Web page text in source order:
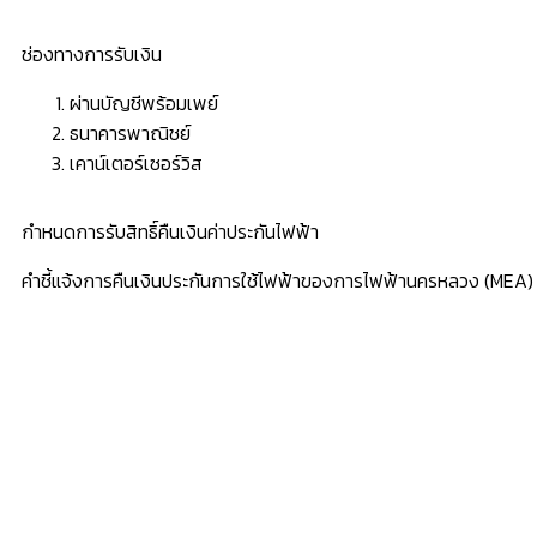
ช่องทางการรับเงิน
ผ่านบัญชีพร้อมเพย์
ธนาคารพาณิชย์
เคาน์เตอร์เซอร์วิส
กำหนดการรับสิทธิ์คืนเงินค่าประกันไฟฟ้า
คำชี้แจ้งการคืนเงินประกันการใช้ไฟฟ้าของการไฟฟ้านครหลวง (MEA)